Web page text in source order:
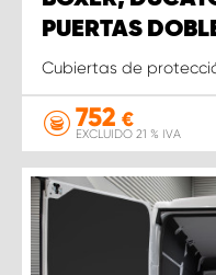
PUERTAS
Cubiertas de
752 €
EXCLUIDO 21 % IVA